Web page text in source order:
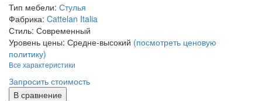
Тип мебели: Стулья
Фабрика: Cattelan Italia
Стиль: Современный
Уровень цены: Средне-высокий (посмотреть ценовую
политику)
Все характеристики
Запросить стоимость
В сравнение